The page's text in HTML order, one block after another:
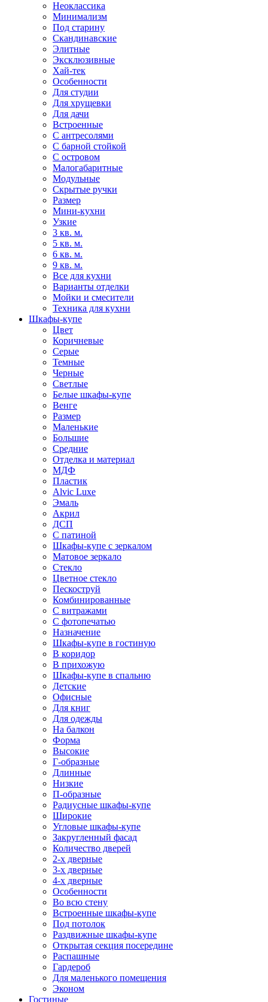
Неоклассика
Минимализм
Под старину
Скандинавские
Элитные
Эксклюзивные
Хай-тек
Особенности
Для студии
Для хрущевки
Для дачи
Встроенные
С антресолями
С барной стойкой
С островом
Малогабаритные
Модульные
Скрытые ручки
Размер
Мини-кухни
Узкие
3 кв. м.
5 кв. м.
6 кв. м.
9 кв. м.
Все для кухни
Варианты отделки
Мойки и смесители
Техника для кухни
Шкафы-купе
Цвет
Коричневые
Серые
Темные
Черные
Светлые
Белые шкафы-купе
Венге
Размер
Маленькие
Большие
Средние
Отделка и материал
МДФ
Пластик
Alvic Luxe
Эмаль
Акрил
ДСП
С патиной
Шкафы-купе с зеркалом
Матовое зеркало
Стекло
Цветное стекло
Пескоструй
Комбинированные
С витражами
С фотопечатью
Назначение
Шкафы-купе в гостиную
В коридор
В прихожую
Шкафы-купе в спальню
Детские
Офисные
Для книг
Для одежды
На балкон
Форма
Высокие
Г-образные
Длинные
Низкие
П-образные
Радиусные шкафы-купе
Широкие
Угловые шкафы-купе
Закругленный фасад
Количество дверей
2-х дверные
3-х дверные
4-х дверные
Особенности
Во всю стену
Встроенные шкафы-купе
Под потолок
Раздвижные шкафы-купе
Открытая секция посередине
Распашные
Гардероб
Для маленького помещения
Эконом
Гостиные